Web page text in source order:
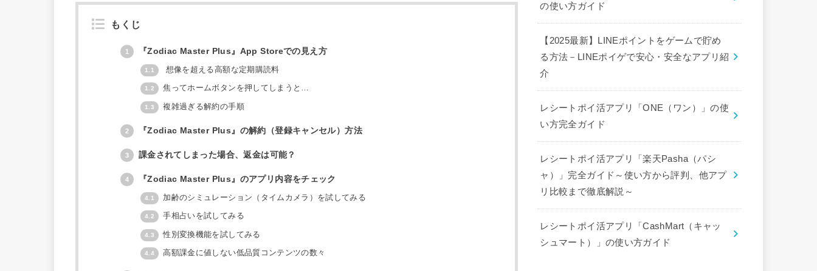
もくじ
1 『Zodiac Master Plus』App Storeでの見え方
1.1 想像を超える高額な定期購読料
1.2 焦ってホームボタンを押してしまうと…
1.3 複雑過ぎる解約の手順
2 『Zodiac Master Plus』の解約（登録キャンセル）方法
3 課金されてしまった場合、返金は可能？
4 『Zodiac Master Plus』のアプリ内容をチェック
4.1 加齢のシミュレーション（タイムカメラ）を試してみる
4.2 手相占いを試してみる
4.3 性別変換機能を試してみる
4.4 高額課金に値しない低品質コンテンツの数々
の使い方ガイド
【2025最新】LINEポイントをゲームで貯め
る方法－LINEポイゲで安心・安全なアプリ紹
介
レシートポイ活アプリ「ONE（ワン）」の使
い方完全ガイド
レシートポイ活アプリ「楽天Pasha（パシ
ャ）」完全ガイド～使い方から評判、他アプ
リ比較まで徹底解説～
レシートポイ活アプリ「CashMart（キャッ
シュマート）」の使い方ガイド